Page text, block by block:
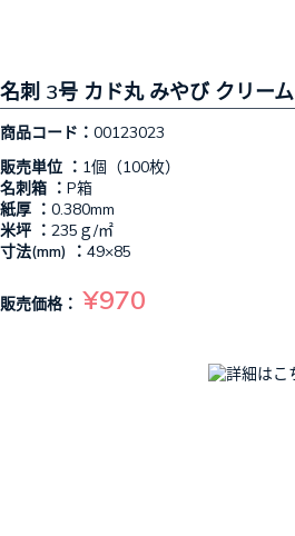
名刺 3号 カド丸 みやび クリーム
商品コード： 00123023
販売単位 ： 1個（100枚）
名刺箱 ： P箱
紙厚 ： 0.380mm
米坪 ： 235ｇ/㎡
寸法(mm) ： 49×85
販売価格： ¥970